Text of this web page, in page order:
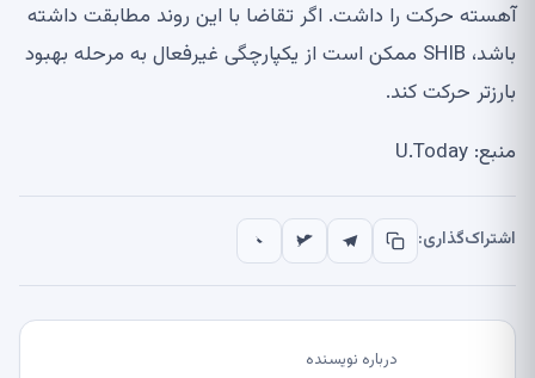
آهسته حرکت را داشت. اگر تقاضا با این روند مطابقت داشته
باشد، SHIB ممکن است از یکپارچگی غیرفعال به مرحله بهبود
بارزتر حرکت کند.
منبع: U.Today
اشتراک‌گذاری:
درباره نویسنده